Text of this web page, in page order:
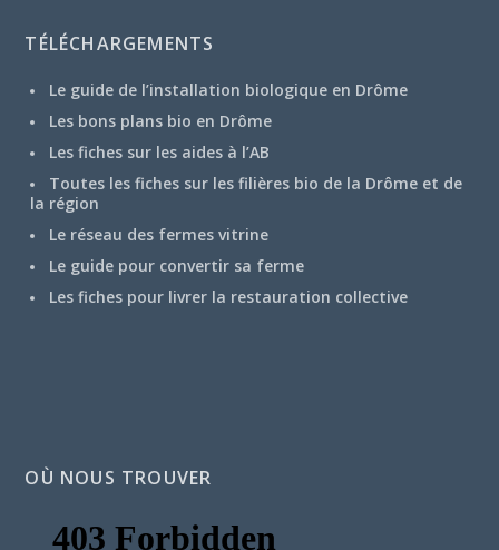
TÉLÉCHARGEMENTS
Le guide de l’installation biologique en Drôme
Les bons plans bio en Drôme
Les fiches sur les aides à l’AB
Toutes les fiches sur les filières bio de la Drôme et de
la région
Le réseau des fermes vitrine
Le guide pour convertir sa ferme
Les fiches pour livrer la restauration collective
OÙ NOUS TROUVER